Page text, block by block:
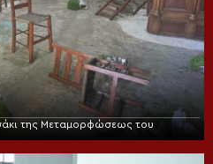
της Μεταμορφώσεως του